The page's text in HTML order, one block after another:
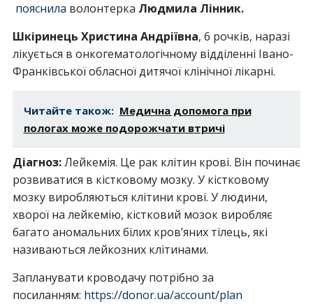
пояснила волонтерка Людмила Лінник.
Шкіринець Христина Андріївна, 6 рочків, наразі
лікується в онкогематологічному відділенні Івано-
Франківської обласної дитячої клінічної лікарні.
Читайте також: Медична допомога при
пологах може подорожчати втричі
Діагноз:Лейкемія. Це рак клітин крові. Він починає
розвиватися в кістковому мозку. У кістковому
мозку виробляються клітини крові. У людини,
хворої на лейкемію, кістковий мозок виробляє
багато аномальних білих кров’яних тілець, які
називаються лейкозних клітинами.
Запланувати кроводачу потрібно за
посиланням: https://donor.ua/account/plan